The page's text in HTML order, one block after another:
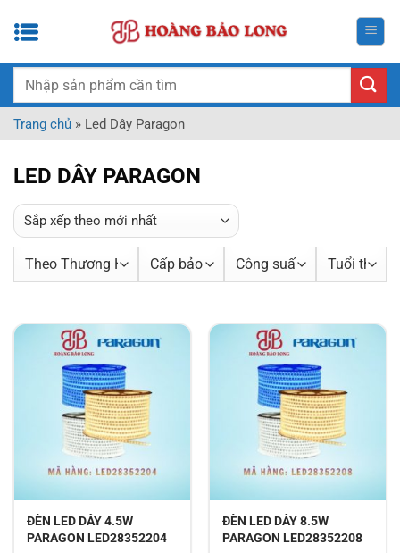
qua
dung
Tìm
Trang chủ » Led Dây Paragon
LED DÂY PARAGON
ĐÈN LED DÂY 4.5W
PARAGON LED28352204
ĐÈN LED DÂY 8.5W
PARAGON LED28352208